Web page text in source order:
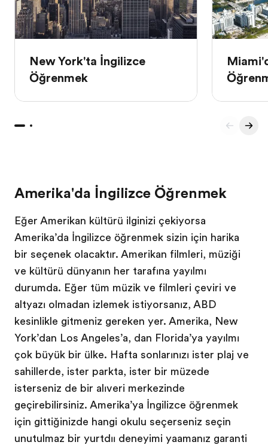
New York'ta İngilizce
Öğrenmek
Amerika'da İngilizce Öğrenmek
Eğer Amerikan kültürü ilginizi çekiyorsa
Amerika’da İngilizce öğrenmek sizin için harika
bir seçenek olacaktır. Amerikan filmleri, müziği
ve kültürü dünyanın her tarafına yayılmış
durumda. Eğer tüm müzik ve filmleri çeviri ve
altyazı olmadan izlemek istiyorsanız, ABD
kesinlikle gitmeniz gereken yer. Amerika, New
York’dan Los Angeles’a, dan Florida’ya yayılmış
çok büyük bir ülke. Hafta sonlarınızı ister plaj ve
sahillerde, ister parkta, ister bir müzede
isterseniz de bir alışveriş merkezinde
geçirebilirsiniz. Amerika’ya İngilizce öğrenmek
için gittiğinizde hangi okulu seçerseniz seçin
unutulmaz bir yurtdışı deneyimi yaşamanız garanti